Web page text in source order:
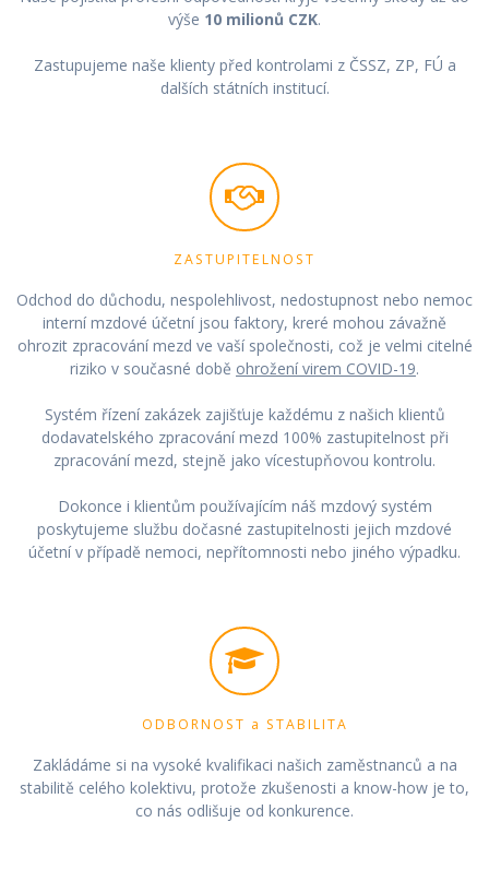
výše 10 milionů CZK.
Zastupujeme naše klienty před kontrolami z ČSSZ, ZP, FÚ a
dalších státních institucí.
ZASTUPITELNOST
Odchod do důchodu, nespolehlivost, nedostupnost nebo nemoc
interní mzdové účetní jsou faktory, kreré mohou závažně
ohrozit zpracování mezd ve vaší společnosti, což je velmi citelné
riziko v současné době ohrožení virem COVID-19.
Systém řízení zakázek zajišťuje každému z našich klientů
dodavatelského zpracování mezd 100% zastupitelnost při
zpracování mezd, stejně jako vícestupňovou kontrolu.
Dokonce i klientům používajícím náš mzdový systém
poskytujeme službu dočasné zastupitelnosti jejich mzdové
účetní v případě nemoci, nepřítomnosti nebo jiného výpadku.
ODBORNOST a STABILITA
Zakládáme si na vysoké kvalifikaci našich zaměstnanců a na
stabilitě celého kolektivu, protože zkušenosti a know-how je to,
co nás odlišuje od konkurence.